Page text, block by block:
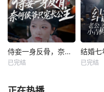
侍妾一身反骨，奈何侯爷只宠长公主
已完结 已完结